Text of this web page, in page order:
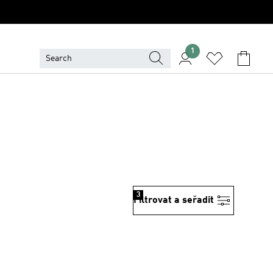
1
Filtrovat a seřadit
3